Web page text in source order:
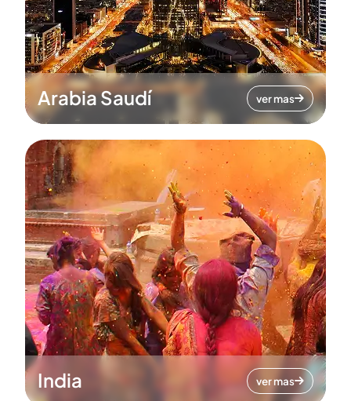
Arabia Saudí ver mas
India ver mas